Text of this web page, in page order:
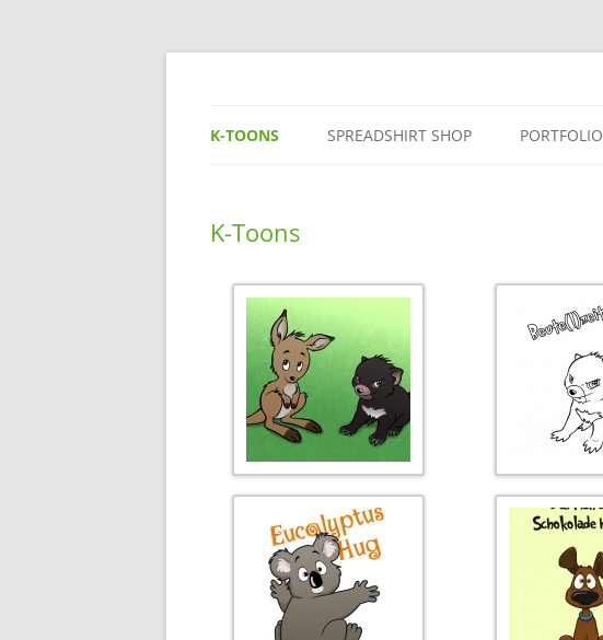
K-TOONS
SPREADSHIRT SHOP PORTFOLIO
K-Toons